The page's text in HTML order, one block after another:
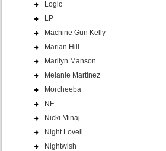
Logic
LP
Machine Gun Kelly
Marian Hill
Marilyn Manson
Melanie Martinez
Morcheeba
NF
Nicki Minaj
Night Lovell
Nightwish